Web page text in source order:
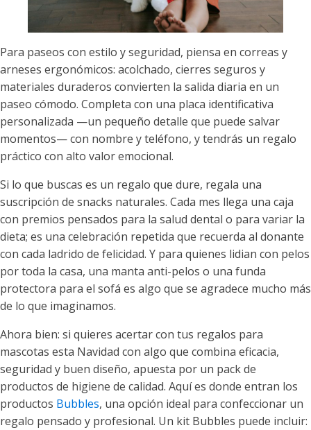
Para paseos con estilo y seguridad, piensa en correas y
arneses ergonómicos: acolchado, cierres seguros y
materiales duraderos convierten la salida diaria en un
paseo cómodo. Completa con una placa identificativa
personalizada —un pequeño detalle que puede salvar
momentos— con nombre y teléfono, y tendrás un regalo
práctico con alto valor emocional.
Si lo que buscas es un regalo que dure, regala una
suscripción de snacks naturales. Cada mes llega una caja
con premios pensados para la salud dental o para variar la
dieta; es una celebración repetida que recuerda al donante
con cada ladrido de felicidad. Y para quienes lidian con pelos
por toda la casa, una manta anti-pelos o una funda
protectora para el sofá es algo que se agradece mucho más
de lo que imaginamos.
Ahora bien: si quieres acertar con tus regalos para
mascotas esta Navidad con algo que combina eficacia,
seguridad y buen diseño, apuesta por un pack de
productos de higiene de calidad. Aquí es donde entran los
productos Bubbles, una opción ideal para confeccionar un
regalo pensado y profesional. Un kit Bubbles puede incluir: